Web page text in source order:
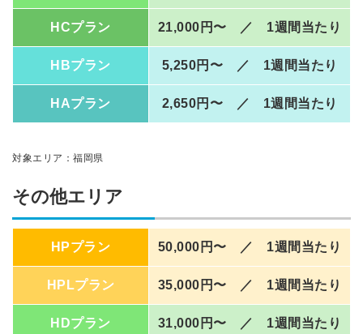
HCプラン 21,000円〜 ／ 1週間当たり
HBプラン 5,250円〜 ／ 1週間当たり
HAプラン 2,650円〜 ／ 1週間当たり
対象エリア：福岡県
その他エリア
HPプラン 50,000円〜 ／ 1週間当たり
HPLプラン 35,000円〜 ／ 1週間当たり
HDプラン 31,000円〜 ／ 1週間当たり